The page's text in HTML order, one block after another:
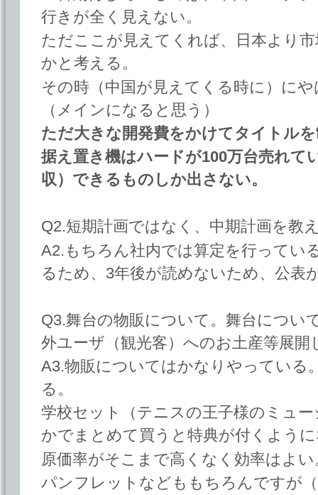
行きが全く見えない。
ただここが見えてくれば、日本より
かと考える。
その時（中国が見えてくる時に）に
（メインになると思う）
ただ大きな開発費をかけてタイトル
据え置き機はハードが100万台売れて
収）できるものしか出さない。
Q2.短期計画ではなく、中期計画を教
A2.もちろん社内では算定を行ってい
るため、3年後が読めないため、公表
Q3.舞台の物販について。舞台につい
外ユーザ（観光客）へのお土産等展開
A3.物販についてはかなりやっている
る。
学校セット（テニスの王子様のミュ
かでまとめて買うと特典が付くよう
原価率がそこまで高くなく効率はよい
パンフレットなどももちろんですが